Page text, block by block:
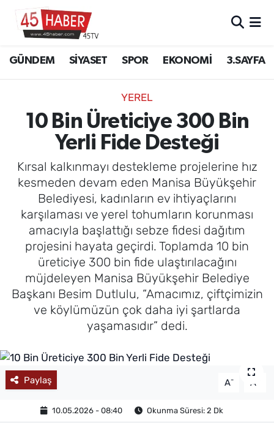
GÜNDEM SİYASET SPOR EKONOMİ 3.SAYFA
YEREL
10 Bin Üreticiye 300 Bin
Yerli Fide Desteği
Kırsal kalkınmayı destekleme projelerine hız
kesmeden devam eden Manisa Büyükşehir
Belediyesi, kadınların ev ihtiyaçlarını
karşılaması ve yerel tohumların korunması
amacıyla başlattığı sebze fidesi dağıtım
projesini hayata geçirdi. Toplamda 10 bin
üreticiye 300 bin fide ulaştırılacağını
müjdeleyen Manisa Büyükşehir Belediye
Başkanı Besim Dutlulu, “Amacımız, çiftçimizin
ve köylümüzün çok daha iyi şartlarda
yaşamasıdır” dedi.
Paylaş A- A
10.05.2026 - 08:40 Okunma Süresi: 2 Dk
SİYASET
EKONOMİ
3.SAYFA
EĞİTİM
SAĞLIK
YAŞAM
MAGAZİN
Manisa Hava Durumu
Manisa Namaz Vakitleri
Manisa Trafik Yoğunluk Haritası
Süper Lig Puan Durumu ve Fikstür
Tüm Manşetler
Son Dakika Haberleri
Haber Arşivi